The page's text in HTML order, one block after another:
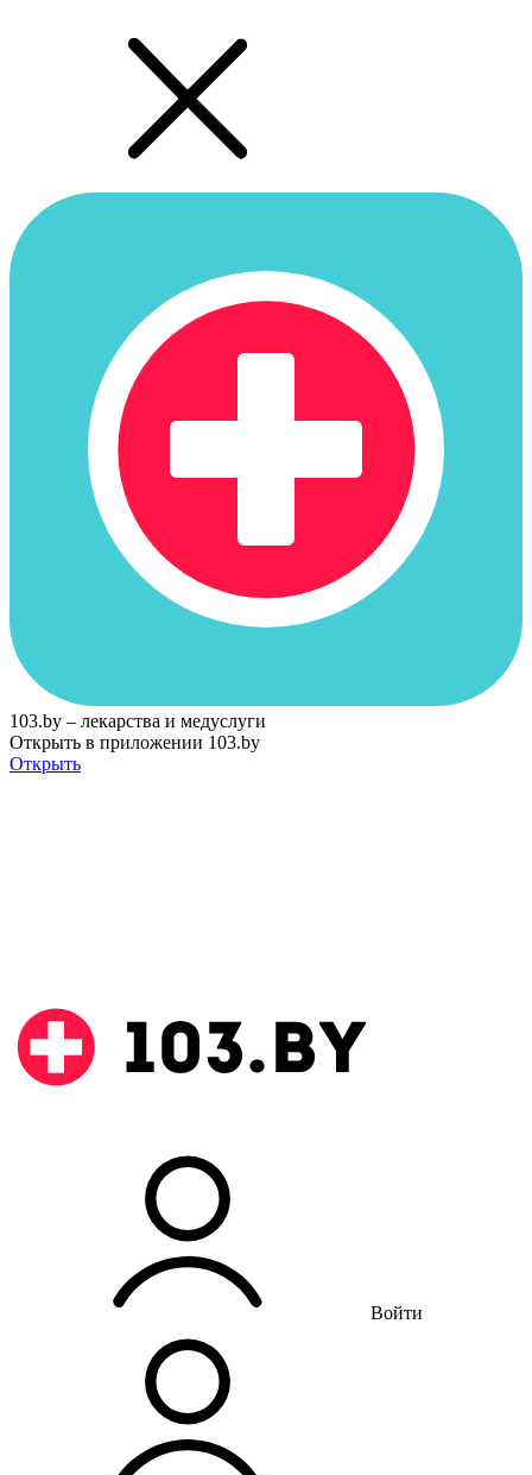
103.by – лекарства и медуслуги
Открыть в приложении 103.by
Открыть
Войти